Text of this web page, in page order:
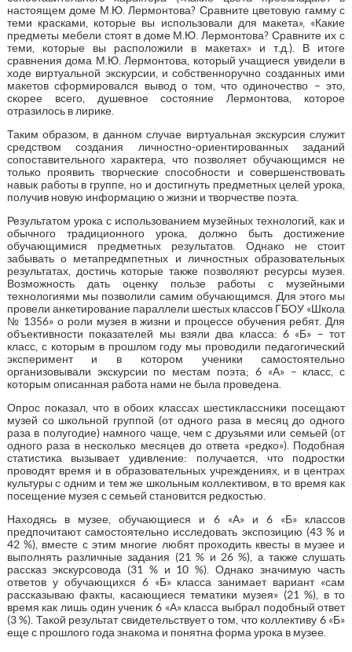
настоящем доме М.Ю. Лермонтова? Сравните цветовую гамму с
теми красками, которые вы использовали для макета», «Какие
предметы мебели стоят в доме М.Ю. Лермонтова? Сравните их с
теми, которые вы расположили в макетах» и т.д.). В итоге
сравнения дома М.Ю. Лермонтова, который учащиеся увидели в
ходе виртуальной экскурсии, и собственноручно созданных ими
макетов сформировался вывод о том, что одиночество – это,
скорее всего, душевное состояние Лермонтова, которое
отразилось в лирике.
Таким образом, в данном случае виртуальная экскурсия служит
средством создания личностно-ориентированных заданий
сопоставительного характера, что позволяет обучающимся не
только проявить творческие способности и совершенствовать
навык работы в группе, но и достигнуть предметных целей урока,
получив новую информацию о жизни и творчестве поэта.
Результатом урока с использованием музейных технологий, как и
обычного традиционного урока, должно быть достижение
обучающимися предметных результатов. Однако не стоит
забывать о метапредмпетных и личностных образовательных
результатах, достичь которые также позволяют ресурсы музея.
Возможность дать оценку пользе работы с музейными
технологиями мы позволили самим обучающимся. Для этого мы
провели анкетирование параллели шестых классов ГБОУ «Школа
№ 1356» о роли музея в жизни и процессе обучения ребят. Для
объективности показателей мы взяли два класса: 6 «Б» – тот
класс, с которым в прошлом году мы проводили педагогический
эксперимент и в котором ученики самостоятельно
организовывали экскурсии по местам поэта; 6 «А» – класс, с
которым описанная работа нами не была проведена.
Опрос показал, что в обоих классах шестиклассники посещают
музей со школьной группой (от одного раза в месяц до одного
раза в полугодие) намного чаще, чем с друзьями или семьей (от
одного раза в несколько месяцев до ответа «редко»). Подобная
статистика вызывает удивление: получается, что подростки
проводят время и в образовательных учреждениях, и в центрах
культуры с одним и тем же школьным коллективом, в то время как
посещение музея с семьей становится редкостью.
Находясь в музее, обучающиеся и 6 «А» и 6 «Б» классов
предпочитают самостоятельно исследовать экспозицию (43 % и
42 %), вместе с этим многие любят проходить квесты в музее и
выполнять различные задания (21 % и 26 %), а также слушать
рассказ экскурсовода (31 % и 10 %). Однако значимую часть
ответов у обучающихся 6 «Б» класса занимает вариант «сам
рассказываю факты, касающиеся тематики музея» (21 %), в то
время как лишь один ученик 6 «А» класса выбрал подобный ответ
(3 %). Такой результат свидетельствует о том, что коллективу 6 «Б»
еще с прошлого года знакома и понятна форма урока в музее.